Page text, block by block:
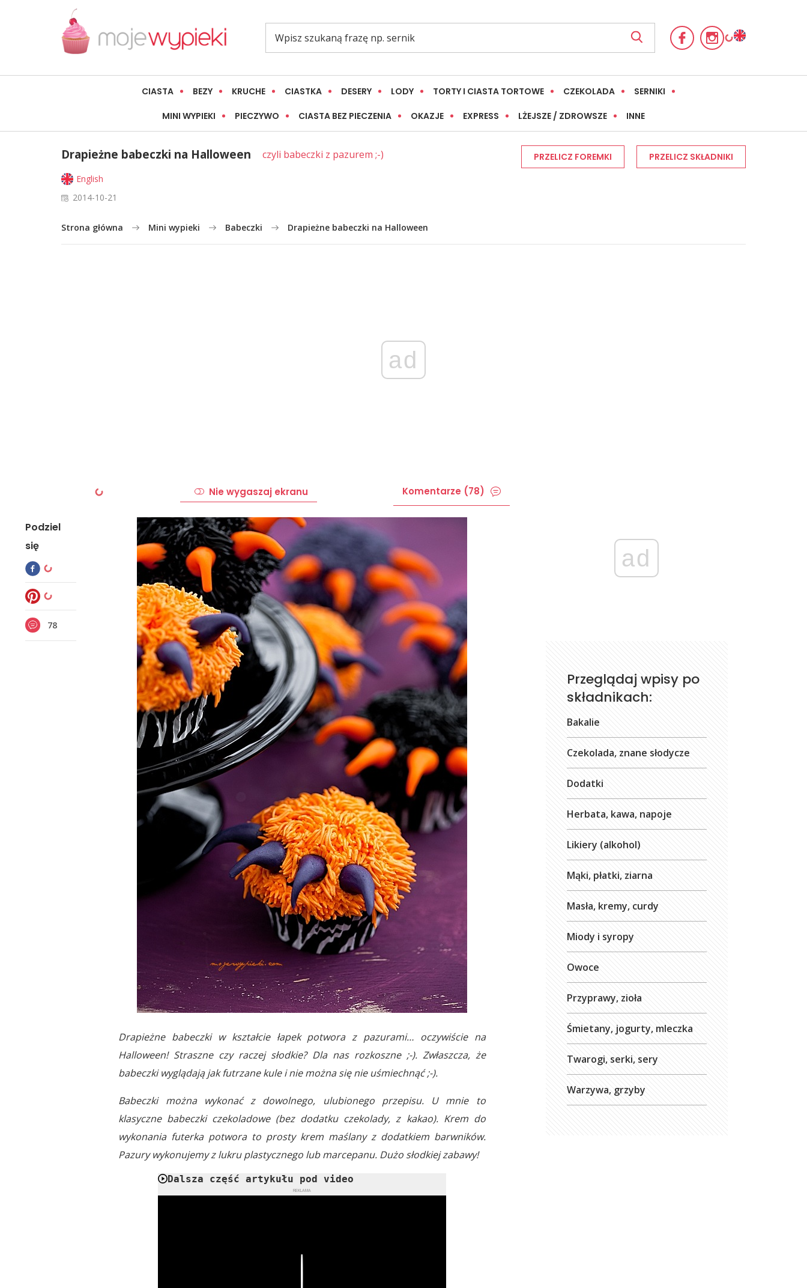
CIASTA BEZY KRUCHE CIASTKA DESERY LODY TORTY I CIASTA TORTOWE CZEKOLADA SERNIKI
MINI WYPIEKI PIECZYWO CIASTA BEZ PIECZENIA OKAZJE EXPRESS LŻEJSZE / ZDROWSZE INNE
Drapieżne babeczki na Halloween czyli babeczki z pazurem ;-)
English
2014-10-21
PRZELICZ FOREMKI PRZELICZ SKŁADNIKI
Strona główna Mini wypieki Babeczki Drapieżne babeczki na Halloween
ad
Podziel
się
78
Nie wygaszaj ekranu Komentarze (78)
Drapieżne babeczki w kształcie łapek potwora z pazurami… oczywiście na
Halloween! Straszne czy raczej słodkie? Dla nas rozkoszne ;-). Zwłaszcza, że
babeczki wyglądają jak futrzane kule i nie można się nie uśmiechnąć ;-).
Babeczki można wykonać z dowolnego, ulubionego przepisu. U mnie to
klasyczne babeczki czekoladowe (bez dodatku czekolady, z kakao). Krem do
wykonania futerka potwora to prosty krem maślany z dodatkiem barwników.
Pazury wykonujemy z lukru plastycznego lub marcepanu. Dużo słodkiej zabawy!
Dalsza część artykułu pod video
REKLAMA
ad
Przeglądaj wpisy po
składnikach:
Bakalie
Czekolada, znane słodycze
Dodatki
Herbata, kawa, napoje
Likiery (alkohol)
Mąki, płatki, ziarna
Masła, kremy, curdy
Miody i syropy
Owoce
Przyprawy, zioła
Śmietany, jogurty, mleczka
Twarogi, serki, sery
Warzywa, grzyby